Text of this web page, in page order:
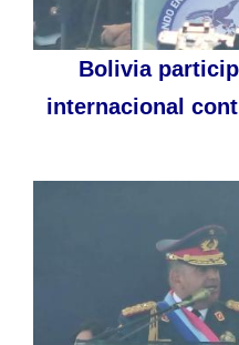
Bolivia
internacional